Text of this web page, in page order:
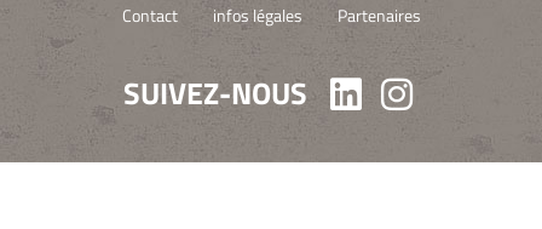
Contact infos légales Partenaires
SUIVEZ-NOUS Linkedin